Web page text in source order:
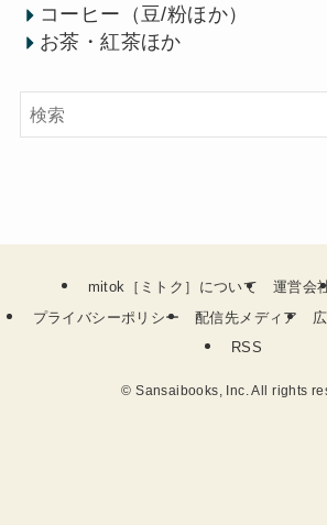
コーヒー（豆/粉ほか）
お茶・紅茶ほか
mitok［ミトク］について 運営会
プライバシーポリシー
配信先メディア
RSS
© Sansaibooks, Inc. All rights